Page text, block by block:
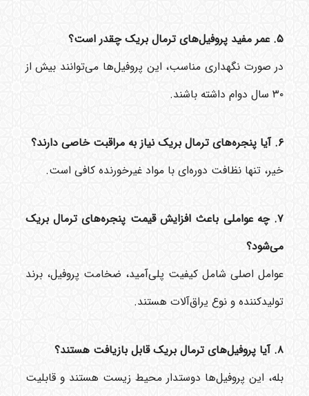
۵. عمر مفید پروفیل‌های ترمال بریک چقدر است؟
در صورت نگهداری مناسب، این پروفیل‌ها می‌توانند بیش از
۳۰ سال دوام داشته باشند.
۶. آیا پنجره‌های ترمال بریک نیاز به مراقبت خاصی دارند؟
خیر، تنها نظافت دوره‌ای با مواد غیرخورنده کافی است.
۷. چه عواملی باعث افزایش قیمت پنجره‌های ترمال بریک
می‌شود؟
عوامل اصلی شامل کیفیت پلی‌آمید، ضخامت پروفیل، برند
تولیدکننده و نوع یراق‌آلات هستند.
۸. آیا پروفیل‌های ترمال بریک قابل بازیافت هستند؟
بله، این پروفیل‌ها دوستدار محیط زیست هستند و قابلیت